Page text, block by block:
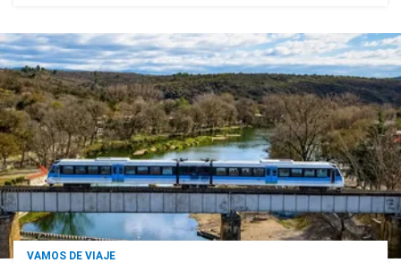
VAMOS DE VIAJE